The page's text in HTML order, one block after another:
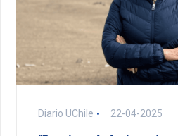
Diario UChile 22-04-2025